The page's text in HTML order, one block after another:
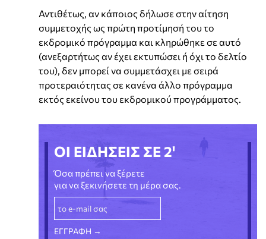
Αντιθέτως, αν κάποιος δήλωσε στην αίτηση
συμμετοχής ως πρώτη προτίμησή του το
εκδρομικό πρόγραμμα και κληρώθηκε σε αυτό
(ανεξαρτήτως αν έχει εκτυπώσει ή όχι το δελτίο
του), δεν μπορεί να συμμετάσχει με σειρά
προτεραιότητας σε κανένα άλλο πρόγραμμα
εκτός εκείνου του εκδρομικού προγράμματος.
ΟΙ ΕΙΔΗΣΕΙΣ ΣΕ 2'
Όσα πρέπει να ξέρετε
για να ξεκινήσετε τη μέρα σας.